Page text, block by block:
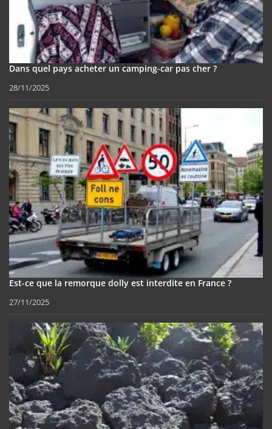
Dans quel pays acheter un camping-car pas cher ?
28/11/2025
Est-ce que la remorque dolly est interdite en France ?
27/11/2025